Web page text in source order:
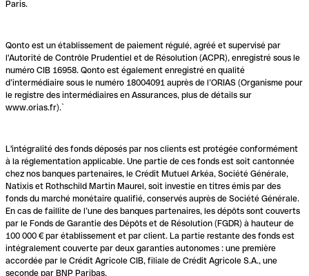
Paris.
Qonto est un établissement de paiement régulé, agréé et supervisé par
l'Autorité de Contrôle Prudentiel et de Résolution (ACPR), enregistré sous le
numéro CIB 16958. Qonto est également enregistré en qualité
d’intermédiaire sous le numéro 18004091 auprès de l’ORIAS (Organisme pour
le registre des intermédiaires en Assurances, plus de détails sur
www.orias.fr).`
L'intégralité des fonds déposés par nos clients est protégée conformément
à la réglementation applicable. Une partie de ces fonds est soit cantonnée
chez nos banques partenaires, le Crédit Mutuel Arkéa, Société Générale,
Natixis et Rothschild Martin Maurel, soit investie en titres émis par des
fonds du marché monétaire qualifié, conservés auprès de Société Générale.
En cas de faillite de l’une des banques partenaires, les dépôts sont couverts
par le Fonds de Garantie des Dépôts et de Résolution (FGDR) à hauteur de
100 000 € par établissement et par client. La partie restante des fonds est
intégralement couverte par deux garanties autonomes : une première
accordée par le Crédit Agricole CIB, filiale de Crédit Agricole S.A., une
seconde par BNP Paribas.